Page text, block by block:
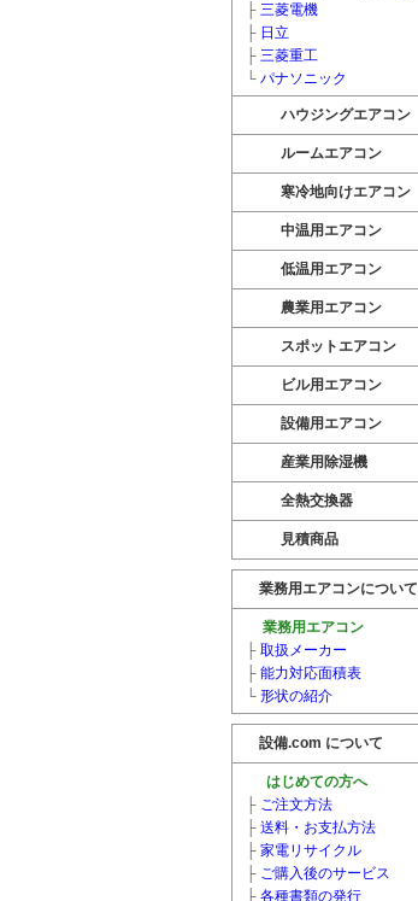
├ 三菱電機
├ 日立
├ 三菱重工
└ パナソニック
ハウジングエアコン
ルームエアコン
寒冷地向けエアコン
中温用エアコン
低温用エアコン
農業用エアコン
スポットエアコン
ビル用エアコン
設備用エアコン
産業用除湿機
全熱交換器
見積商品
業務用エアコンについて
業務用エアコン
├ 取扱メーカー
├ 能力対応面積表
└ 形状の紹介
設備.com について
はじめての方へ
├ ご注文方法
├ 送料・お支払方法
├ 家電リサイクル
├ ご購入後のサービス
├ 各種書類の発行